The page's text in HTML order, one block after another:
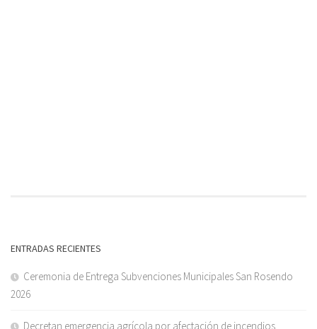
ENTRADAS RECIENTES
Ceremonia de Entrega Subvenciones Municipales San Rosendo
2026
Decretan emergencia agrícola por afectación de incendios